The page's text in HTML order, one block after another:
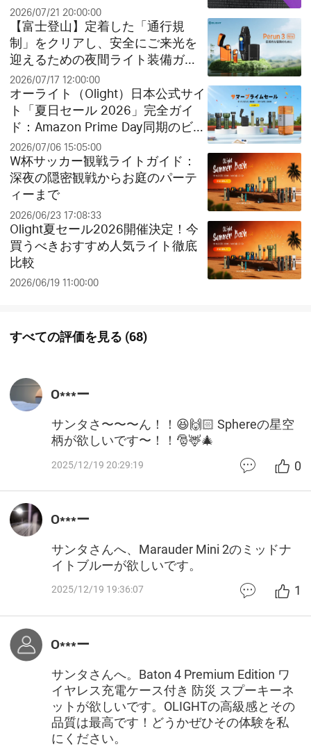
2026/07/21 20:00:00
【富士登山】定着した「通行規
制」をクリアし、安全にご来光を
迎えるための夜間ライト装備ガイ
ド
2026/07/17 12:00:00
オーライト（Olight）日本公式サイ
ト「夏日セール 2026」完全ガイ
ド：Amazon Prime Day同期のビッ
グセールとお得なクリアランス祭
り！
2026/07/06 15:05:00
W杯サッカー観戦ライトガイド：
深夜の隠密観戦からお庭のパーテ
ィーまで
2026/06/23 17:08:33
Olight夏セール2026開催決定！今
買うべきおすすめ人気ライト徹底
比較
2026/06/19 11:00:00
すべての評価を見る (68)
O***ー
サンタさ〜〜〜ん！！😆🙌🏻 Sphereの星空
柄が欲しいです〜！！🎅🦌🎄
2025/12/19 20:29:19 0
O***ー
サンタさんへ、Marauder Mini 2のミッドナ
イトブルーが欲しいです。
2025/12/19 19:36:07 1
O***ー
サンタさんへ。Baton 4 Premium Edition ワ
イヤレス充電ケース付き 防災 スプーキーネ
ットが欲しいです。OLIGHTの高級感とその
品質は最高です！どうかぜひその体験を私
にください。